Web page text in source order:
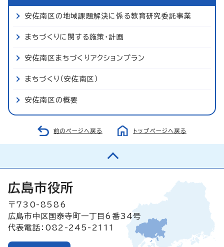
安佐南区の地域課題解決に係る教育研究委託事業
まちづくりに関する施策・計画
安佐南区まちづくりアクションプラン
まちづくり（安佐南区）
安佐南区の概要
前のページへ戻る トップページへ戻る
広島市役所
〒730-8586
広島市中区国泰寺町一丁目6番34号
代表電話：082-245-2111